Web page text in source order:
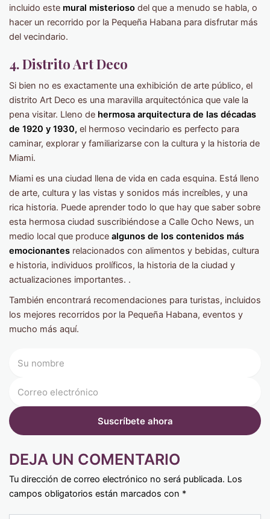
incluido este mural misterioso del que a menudo se habla, o
hacer un recorrido por la Pequeña Habana para disfrutar más
del vecindario.
4. Distrito Art Deco
Si bien no es exactamente una exhibición de arte público, el
distrito Art Deco es una maravilla arquitectónica que vale la
pena visitar. Lleno de hermosa arquitectura de las décadas
de 1920 y 1930, el hermoso vecindario es perfecto para
caminar, explorar y familiarizarse con la cultura y la historia de
Miami.
Miami es una ciudad llena de vida en cada esquina. Está lleno
de arte, cultura y las vistas y sonidos más increíbles, y una
rica historia. Puede aprender todo lo que hay que saber sobre
esta hermosa ciudad suscribiéndose a Calle Ocho News, un
medio local que produce algunos de los contenidos más
emocionantes relacionados con alimentos y bebidas, cultura
e historia, individuos prolíficos, la historia de la ciudad y
actualizaciones importantes. .
También encontrará recomendaciones para turistas, incluidos
los mejores recorridos por la Pequeña Habana, eventos y
mucho más aquí.
DEJA UN COMENTARIO
Tu dirección de correo electrónico no será publicada. Los
campos obligatorios están marcados con *